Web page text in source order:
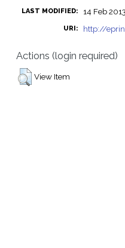
LAST MODIFIED: 14 Feb
URI: http://
Actions (login required)
View Item